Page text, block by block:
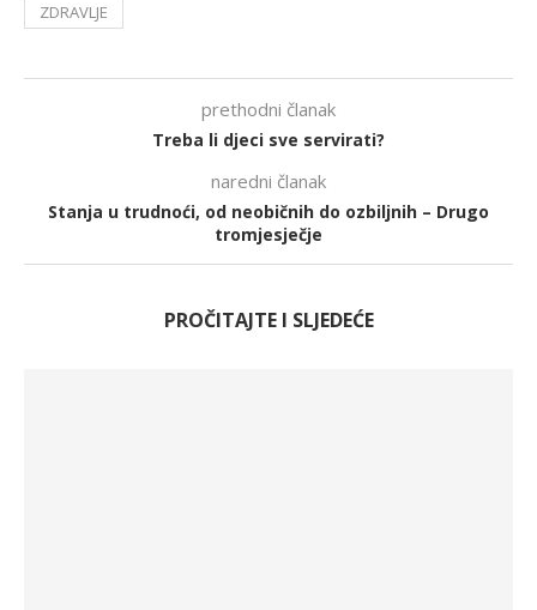
ZDRAVLJE
prethodni članak
Treba li djeci sve servirati?
naredni članak
Stanja u trudnoći, od neobičnih do ozbiljnih – Drugo
tromjesječje
PROČITAJTE I SLJEDEĆE